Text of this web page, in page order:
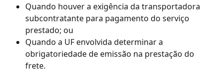
Quando houver a exigência da transportadora
subcontratante para pagamento do serviço
prestado; ou
Quando a UF envolvida determinar a
obrigatoriedade de emissão na prestação do
frete.